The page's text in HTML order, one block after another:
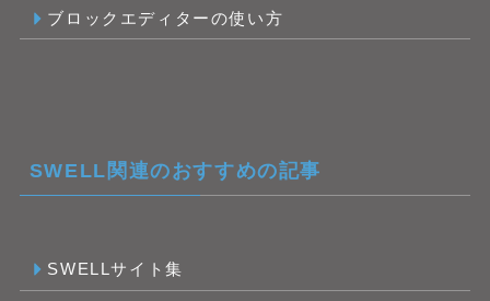
ブロックエディターの使い方
SWELL関連のおすすめの記事
SWELLサイト集